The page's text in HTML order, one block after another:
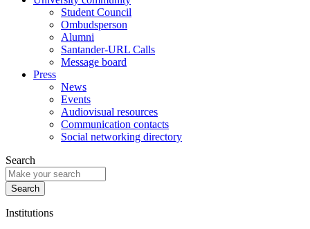
Student Council
Ombudsperson
Alumni
Santander-URL Calls
Message board
Press
News
Events
Audiovisual resources
Communication contacts
Social networking directory
Search
Institutions